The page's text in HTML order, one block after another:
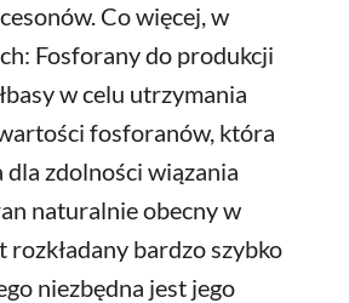
Co więcej, w
Fosforany do produkcji
w celu utrzymania
fosforanów, która
dla zdolności wiązania
naturalnie obecny w
rozkładany bardzo szybko
niezbędna jest jego